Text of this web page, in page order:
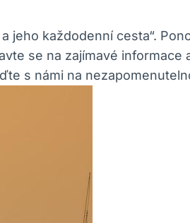
a jeho každodenní cesta“.
se na zajímavé
s námi na